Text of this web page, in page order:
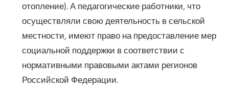
отопление). А педагогические работники, что
осуществляли свою деятельность в сельской
местности, имеют право на предоставление мер
социальной поддержки в соответствии с
нормативными правовыми актами регионов
Российской Федерации.